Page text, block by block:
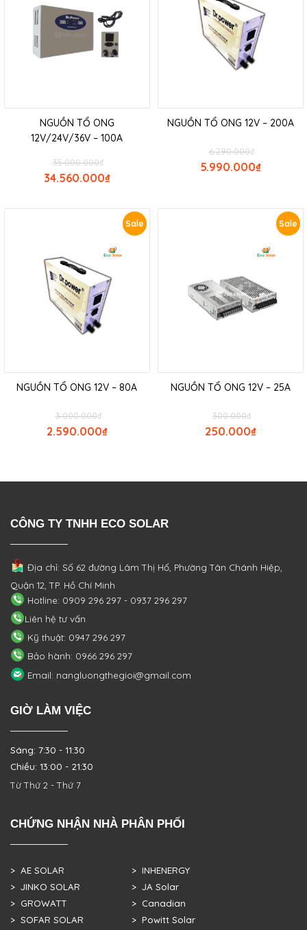
NGUỒN TỔ ONG
12V/24V/36V – 100A
₫
35.000.000
₫
34.560.000
NGUỒN TỔ ONG 12V – 200A
₫
6.290.000
₫
5.990.000
Sale
NGUỒN TỔ ONG 12V – 80A
₫
3.000.000
₫
2.590.000
Sale
NGUỒN TỔ ONG 12V – 25A
₫
300.000
₫
250.000
CÔNG TY TNHH ECO SOLAR
Địa chỉ: Số 62 đường Lâm Thị Hố, PhườngTân Chánh Hiệp,
Quận 12, TP. Hồ Chí Minh
Hotline: 0909 296 297 - 0937 296 297
Liên hệ tư vấn
Kỹ thuật: 0947 296 297
Bảo hành: 0966 296 297
Email: nangluongthegioi@gmail.com
GIỜ LÀM VIỆC
Sáng: 7:30 - 11:30
Chiều: 13:00 - 21:30
Từ Thứ 2 - Thứ 7
CHỨNG NHẬN NHÀ PHÂN PHỐI
> AE SOLAR
> JINKO SOLAR
> GROWATT
> SOFAR SOLAR
> INHENERGY
> JA Solar
> Canadian
> Powitt Solar